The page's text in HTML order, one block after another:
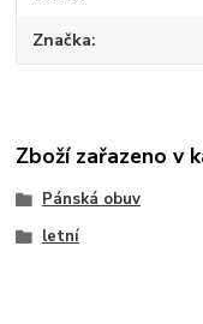
Značka
Zboží zařazeno v
Pánská obuv
letní